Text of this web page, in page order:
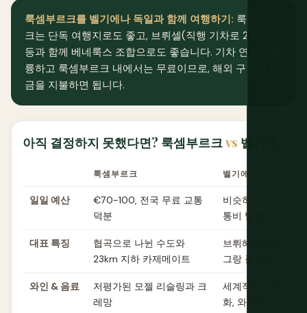
룩셈부르크를 벨기에나 독일과 함께 여행하기: 룩셈부르
크는 단독 여행지로도 좋고, 브뤼셀(직행 기차로 2.5시간)
등과 함께 베네룩스 조합으로도 좋습니다. 기차 연결이 훌
륭하고 룩셈부르크 내에서는 무료이므로, 해외 구간만 요
금을 지불하면 됩니다.
아직 결정하지 못했다면? 룩셈부르크vs 벨기에
룩셈부르크 벨기에
일일 예산
€70-100, 전국 무료 교통
덕분
비슷하거나 약간
통비 발생
대표 특징
협곡으로 나뉜 수도와
23km 지하 카제메이트
브뤼헤의 운하와
그랑 플라스
와인 & 음료
저평가된 모젤 리슬링과 크
레망
세계적으로 유명한
화, 와인은 덜 알려